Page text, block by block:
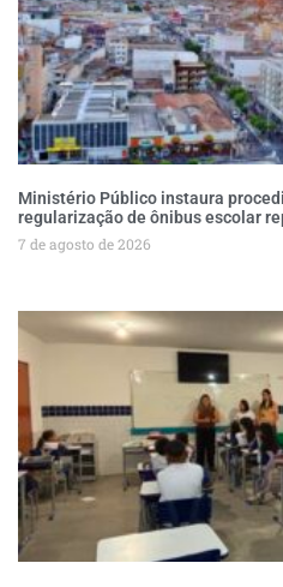
Ministério Público instaura
regularização de ônibus escolar
7 de agosto de 2026